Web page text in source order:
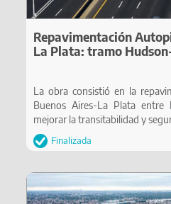
Repavimentación
La Plata: tramo
La obra consistió en la
Buenos Aires-La Plata
mejorar la transitabilidad y
Finalizada